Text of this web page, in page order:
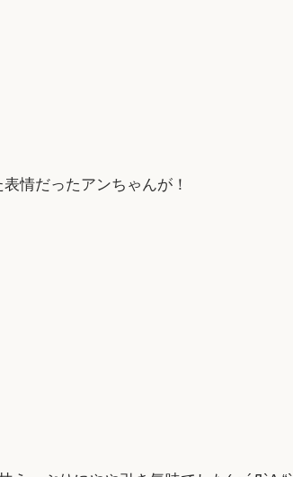
情だったアンちゃんが！